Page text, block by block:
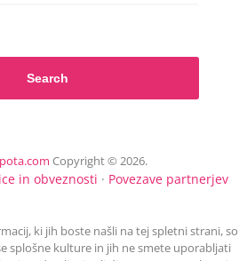
Search
Copyright © 2026.
in obveznosti · Povezave partnerjev
ki jih boste našli na tej spletni strani, so
splošne kulture in jih ne smete uporabljati